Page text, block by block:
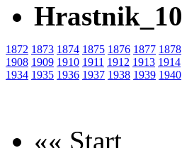
Hrastnik_10
1872 1873 1874 1875 1876 1877 1878
1908 1909 1910 1911 1912 1913 1914
1934 1935 1936 1937 1938 1939 1940
«« Start